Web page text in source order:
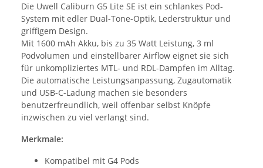
Die Uwell Caliburn G5 Lite SE ist ein schlankes Pod-
System mit edler Dual-Tone-Optik, Lederstruktur und
griffigem Design.
Mit 1600 mAh Akku, bis zu 35 Watt Leistung, 3 ml
Podvolumen und einstellbarer Airflow eignet sie sich
für unkompliziertes MTL- und RDL-Dampfen im Alltag.
Die automatische Leistungsanpassung, Zugautomatik
und USB-C-Ladung machen sie besonders
benutzerfreundlich, weil offenbar selbst Knöpfe
inzwischen zu viel verlangt sind.
Merkmale:
Kompatibel mit G4 Pods